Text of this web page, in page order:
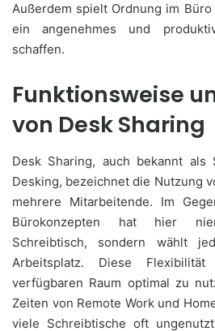
Außerdem spielt Ordnung im
ein angenehmes und
schaffen.
Funktionsweise
von Desk Sharing
Desk Sharing, auch bekannt als
Desking, bezeichnet die Nutzung
mehrere Mitarbeitende. Im
Bürokonzepten hat hier
Schreibtisch, sondern wählt
Arbeitsplatz. Diese
verfügbaren Raum optimal zu
Zeiten von Remote Work und
viele Schreibtische oft